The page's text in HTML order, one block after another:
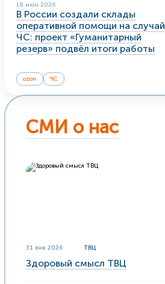
18 июн 2026
В России создали склады
оперативной помощи на случай
ЧС: проект «Гуманитарный
резерв» подвёл итоги работы
ozon ЧС
СМИ о нас
31 янв 2026 ТВЦ
Здоровый смысл ТВЦ